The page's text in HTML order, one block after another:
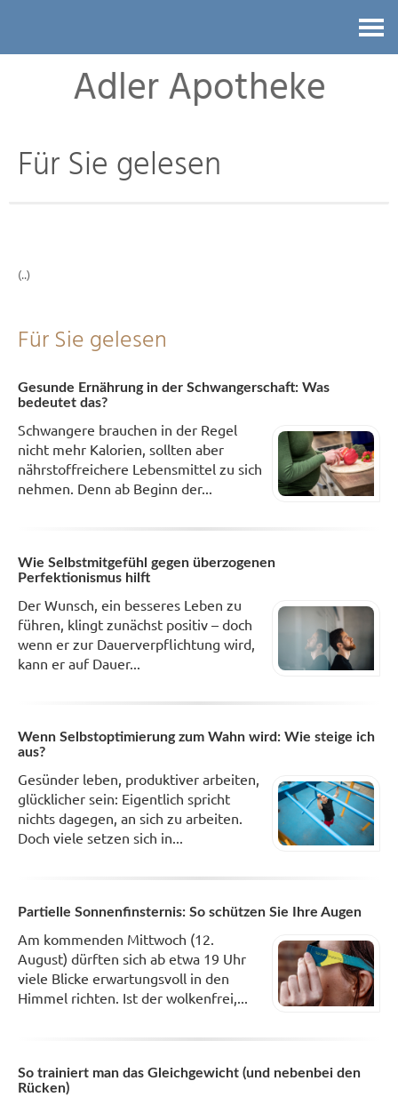
Adler Apotheke
Für Sie gelesen
(..)
Für Sie gelesen
Gesunde Ernährung in der Schwangerschaft: Was
bedeutet das?
Schwangere brauchen in der Regel
nicht mehr Kalorien, sollten aber
nährstoffreichere Lebensmittel zu sich
nehmen. Denn ab Beginn der...
Wie Selbstmitgefühl gegen überzogenen
Perfektionismus hilft
Der Wunsch, ein besseres Leben zu
führen, klingt zunächst positiv – doch
wenn er zur Dauerverpflichtung wird,
kann er auf Dauer...
Wenn Selbstoptimierung zum Wahn wird: Wie steige ich
aus?
Gesünder leben, produktiver arbeiten,
glücklicher sein: Eigentlich spricht
nichts dagegen, an sich zu arbeiten.
Doch viele setzen sich in...
Partielle Sonnenfinsternis: So schützen Sie Ihre Augen
Am kommenden Mittwoch (12.
August) dürften sich ab etwa 19 Uhr
viele Blicke erwartungsvoll in den
Himmel richten. Ist der wolkenfrei,...
So trainiert man das Gleichgewicht (und nebenbei den
Rücken)